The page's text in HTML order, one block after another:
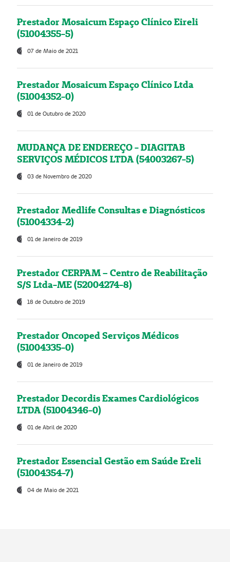
Prestador Mosaicum Espaço Clínico Eireli
(51004355-5)
07 de Maio de 2021
Prestador Mosaicum Espaço Clínico Ltda
(51004352-0)
01 de Outubro de 2020
MUDANÇA DE ENDEREÇO - DIAGITAB
SERVIÇOS MÉDICOS LTDA (54003267-5)
03 de Novembro de 2020
Prestador Medlife Consultas e Diagnósticos
(51004334-2)
01 de Janeiro de 2019
Prestador CERPAM – Centro de Reabilitação
S/S Ltda-ME (52004274-8)
18 de Outubro de 2019
Prestador Oncoped Serviços Médicos
(51004335-0)
01 de Janeiro de 2019
Prestador Decordis Exames Cardiológicos
LTDA (51004346-0)
01 de Abril de 2020
Prestador Essencial Gestão em Saúde Ereli
(51004354-7)
04 de Maio de 2021